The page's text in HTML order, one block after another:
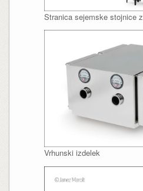
Stranica sejemske stojnice
Vrhunski izdelek